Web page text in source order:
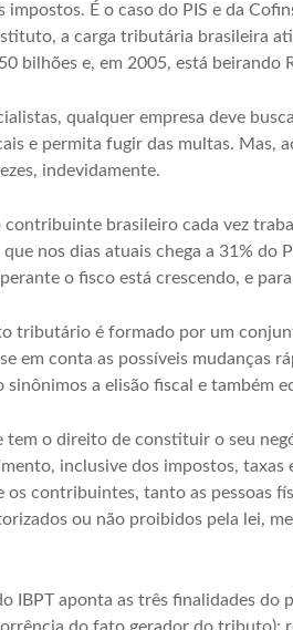
impostos. É o caso do PIS e da
a carga tributária brasileira
bilhões e, em 2005, está beirando
qualquer empresa deve
e permita fugir das multas. Mas,
indevidamente.
contribuinte brasileiro cada vez
nos dias atuais chega a 31% do
o fisco está crescendo, e
tributário é formado por um
em conta as possíveis mudanças
sinônimos a elisão fiscal e também
o direito de constituir o seu
inclusive dos impostos,
os contribuintes, tanto as pessoas
ou não proibidos pela lei,
IBPT aponta as três finalidades